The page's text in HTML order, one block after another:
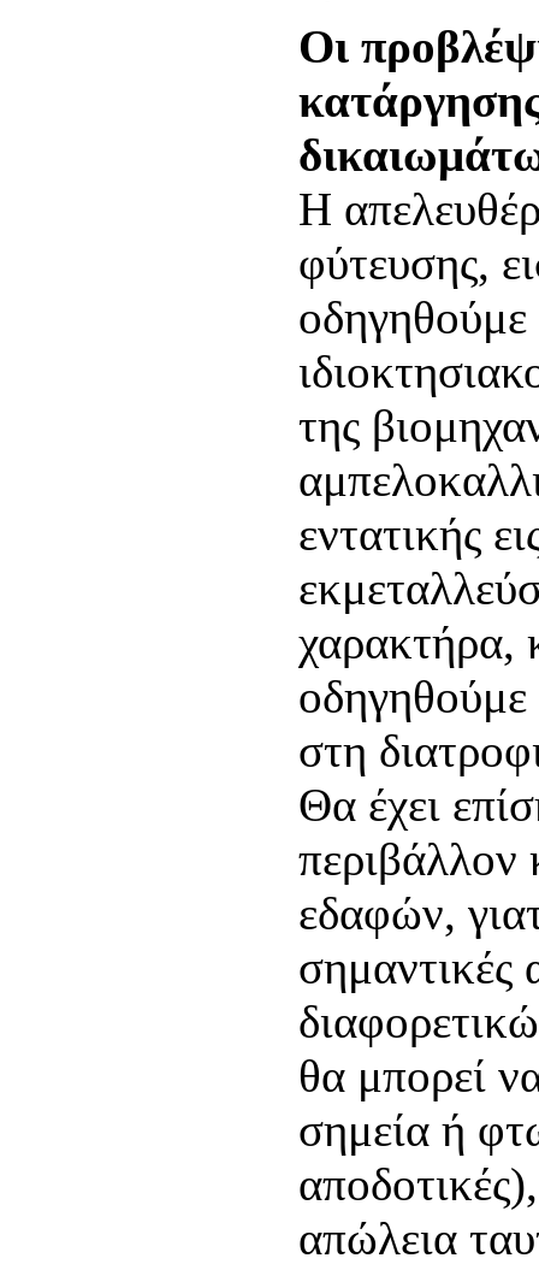
Οι
Η
φύτευσης,
της
εντατικής
χαρακτήρα,
οδηγηθούμε
στη
Θα έχει
περιβάλλον
εδαφών,
σημαντικές
θα μπορεί
σημεία ή
απώλεια